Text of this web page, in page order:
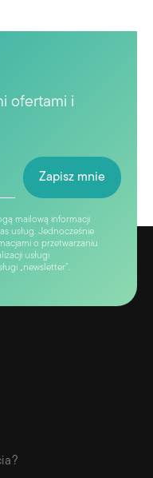
ofertami i
mailową informacji
usług. Jednocześnie
o przetwarzaniu
usługi
„newsletter”.